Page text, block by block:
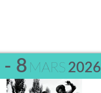
- 8 MARS 2026